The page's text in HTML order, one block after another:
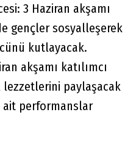
3 Haziran akşamı
gençler sosyalleşerek
kutlayacak.
akşamı katılımcı
paylaşacak
performanslar